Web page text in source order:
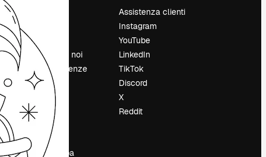
Recensioni
Lavora con noi
Cerca tendenze
Blog
Slidesgo
Vendi i tuoi
contenuti
Sala stampa
Assistenza clienti
Instagram
YouTube
LinkedIn
TikTok
Discord
X
Reddit